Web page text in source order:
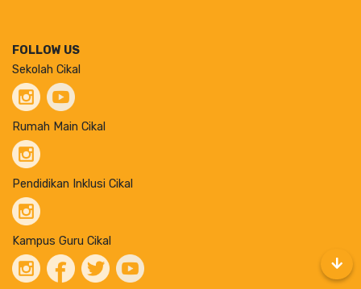
FOLLOW US
Sekolah Cikal
Rumah Main Cikal
Pendidikan Inklusi Cikal
Kampus Guru Cikal